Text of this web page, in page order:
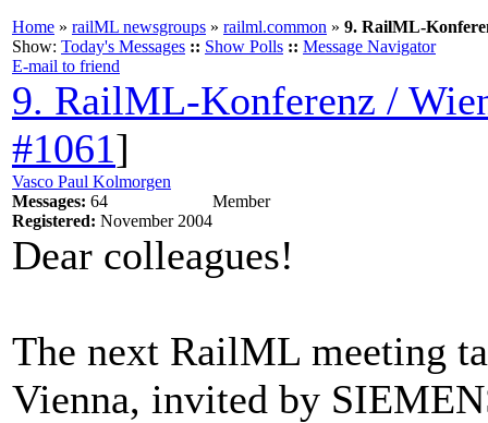
Home » railML newsgroups » railml.common » 9. RailML-
Show: Today's Messages :: Show Polls :: Message Navigator
E-mail to friend
9. RailML-Konferenz /
#1061]
Vasco Paul Kolmorgen
Messages: 64
Registered: November 2004
Member
Dear colleagues!
The next RailML meeting
Vienna, invited by